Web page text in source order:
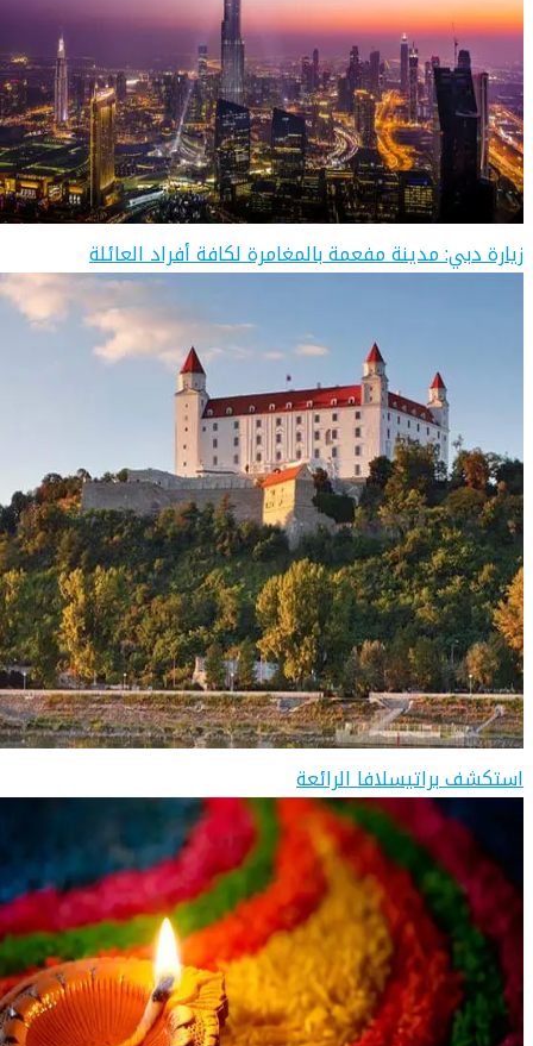
زيارة دبي: مدينة مفعمة بالمغامرة لكافة أفراد العائلة
استكشف براتيسلافا الرائعة